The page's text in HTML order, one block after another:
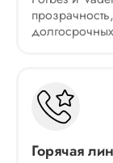
Горячая